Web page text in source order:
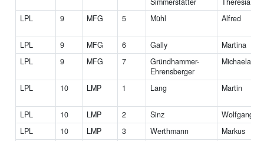
LPL
9 MFG 5 Mühl Alfred
LPL 9 MFG 6 Gally
Martina
LPL
9 MFG 7
Gründhammer-
Ehrensberger
Michaela
LPL 10 LMP 1 Lang Martin
LPL 10 LMP 2 Sinz
Wolfgang
LPL
10 LMP 3 Werthmann
Markus